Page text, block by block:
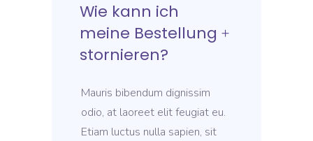
Wie kann ich
meine Bestellung
stornieren?
Mauris bibendum dignissim
odio, at laoreet elit feugiat eu.
Etiam luctus nulla sapien, sit